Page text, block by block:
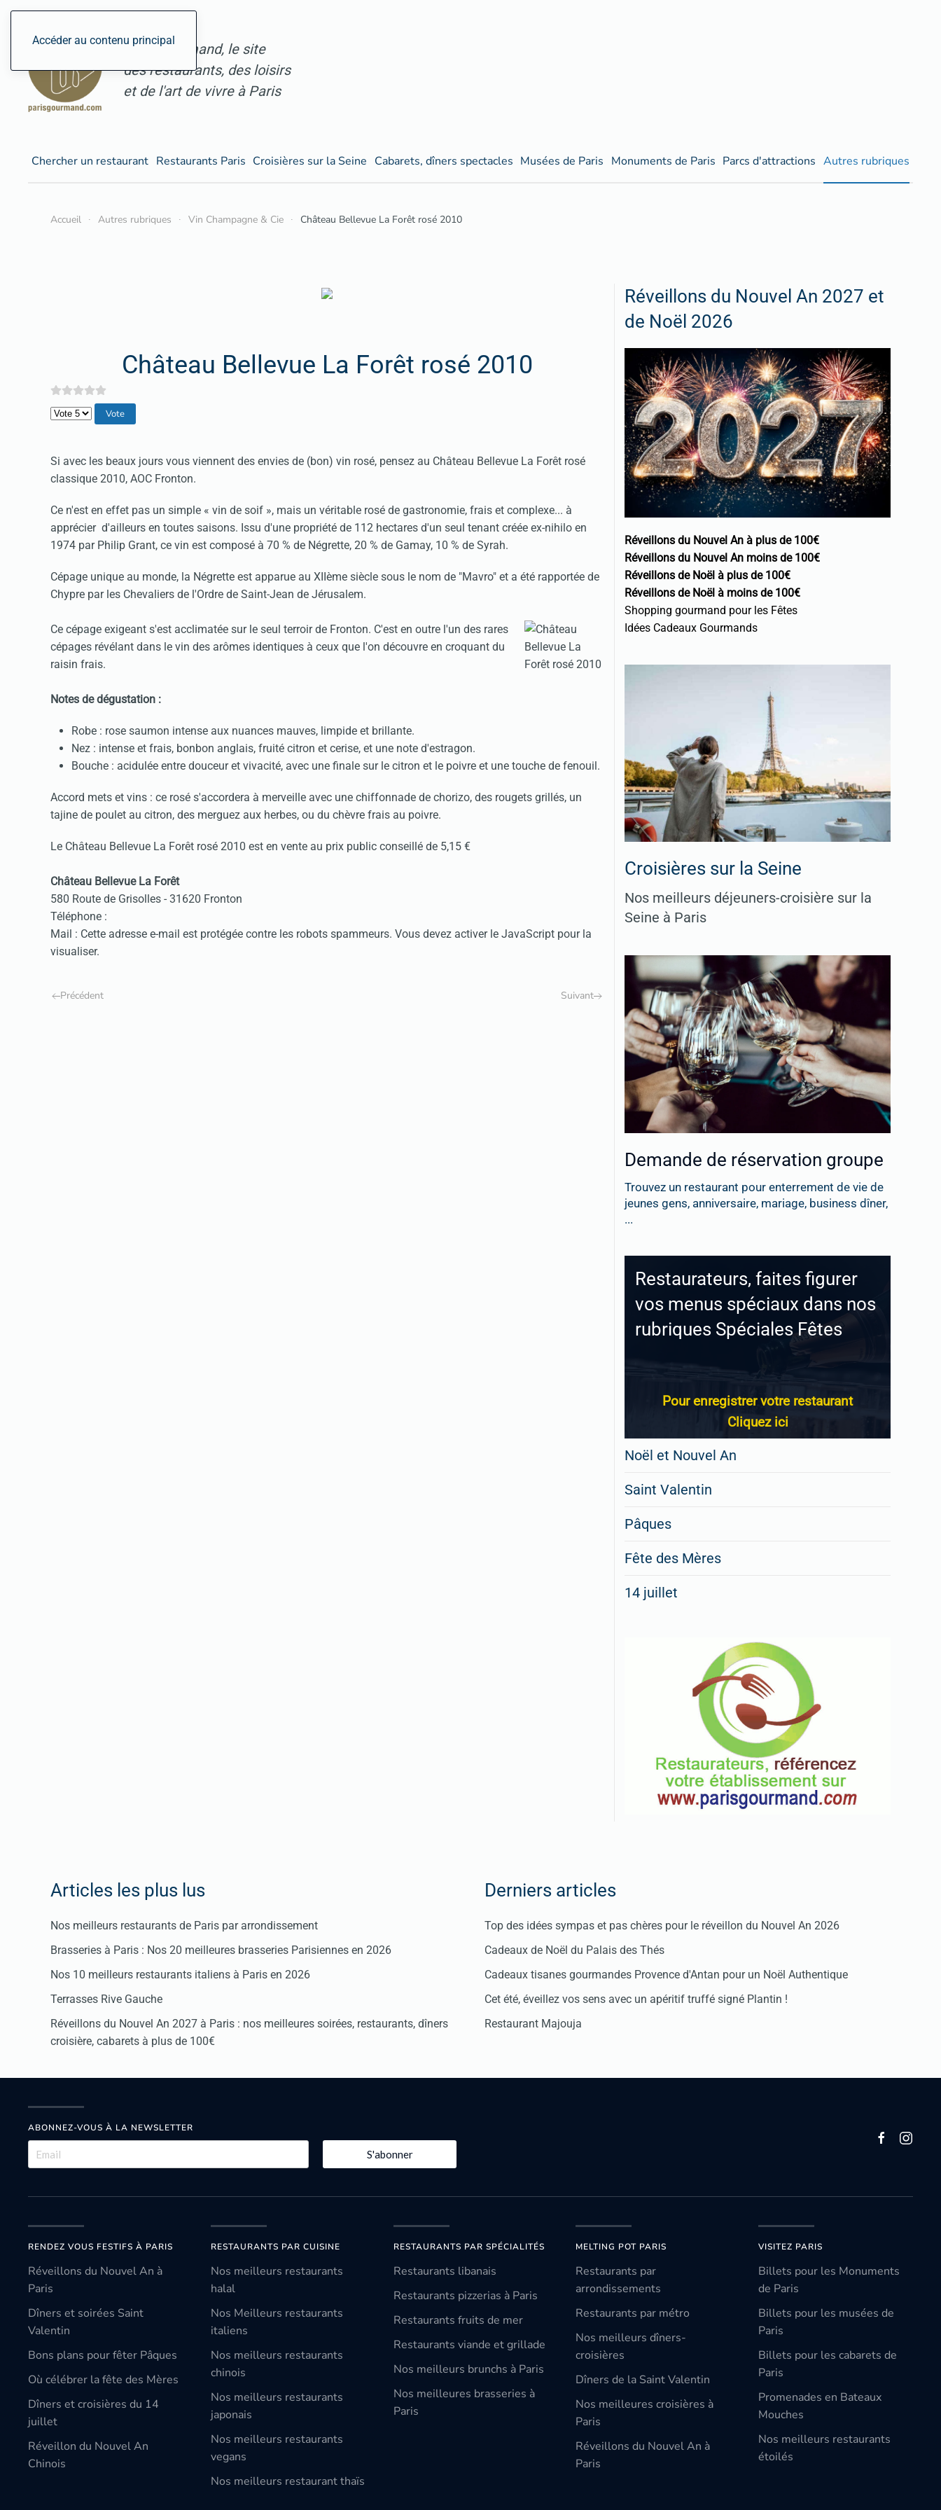
Accéder au contenu principal
ParisGourmand, le site
des restaurants, des loisirs
et de l'art de vivre à Paris
Chercher un restaurant Restaurants Paris Croisières sur la Seine Cabarets, dîners spectacles Musées de Paris Monuments de Paris Parcs d'attractions Autres rubriques
Accueil Autres rubriques Vin Champagne & Cie Château Bellevue La Forêt rosé 2010
Château Bellevue La Forêt rosé 2010
Veuillez voter
Si avec les beaux jours vous viennent des envies de (bon) vin rosé, pensez au Château Bellevue La Forêt rosé
classique 2010, AOC Fronton.
Ce n'est en effet pas un simple « vin de soif », mais un véritable rosé de gastronomie, frais et complexe... à
apprécier d'ailleurs en toutes saisons. Issu d'une propriété de 112 hectares d'un seul tenant créée ex-nihilo en
1974 par Philip Grant, ce vin est composé à 70 % de Négrette, 20 % de Gamay, 10 % de Syrah.
Cépage unique au monde, la Négrette est apparue au XIIème siècle sous le nom de "Mavro" et a été rapportée de
Chypre par les Chevaliers de l'Ordre de Saint-Jean de Jérusalem.
Ce cépage exigeant s'est acclimatée sur le seul terroir de Fronton. C'est en outre l'un des rares
cépages révélant dans le vin des arômes identiques à ceux que l'on découvre en croquant du
raisin frais.
Notes de dégustation :
Robe : rose saumon intense aux nuances mauves, limpide et brillante.
Nez : intense et frais, bonbon anglais, fruité citron et cerise, et une note d'estragon.
Bouche : acidulée entre douceur et vivacité, avec une finale sur le citron et le poivre et une touche de fenouil.
Accord mets et vins : ce rosé s'accordera à merveille avec une chiffonnade de chorizo, des rougets grillés, un
tajine de poulet au citron, des merguez aux herbes, ou du chèvre frais au poivre.
Le Château Bellevue La Forêt rosé 2010 est en vente au prix public conseillé de 5,15 €
Château Bellevue La Forêt
580 Route de Grisolles - 31620 Fronton
Téléphone :
Mail : Cette adresse e-mail est protégée contre les robots spammeurs. Vous devez activer le JavaScript pour la
visualiser.
Précédent Suivant
Réveillons du Nouvel An 2027 et
de Noël 2026
Réveillons du Nouvel An à plus de 100€
Réveillons du Nouvel An moins de 100€
Réveillons de Noël à plus de 100€
Réveillons de Noël à moins de 100€
Shopping gourmand pour les Fêtes
Idées Cadeaux Gourmands
Croisières sur la Seine
Nos meilleurs déjeuners-croisière sur la
Seine à Paris
Demande de réservation groupe
Trouvez un restaurant pour enterrement de vie de
jeunes gens, anniversaire, mariage, business dîner,
...
Restaurateurs, faites figurer
vos menus spéciaux dans nos
rubriques Spéciales Fêtes
Pour enregistrer votre restaurant
Cliquez ici
Noël et Nouvel An
Saint Valentin
Pâques
Fête des Mères
14 juillet
Articles les plus lus
Nos meilleurs restaurants de Paris par arrondissement
Brasseries à Paris : Nos 20 meilleures brasseries Parisiennes en 2026
Nos 10 meilleurs restaurants italiens à Paris en 2026
Terrasses Rive Gauche
Réveillons du Nouvel An 2027 à Paris : nos meilleures soirées, restaurants, dîners
croisière, cabarets à plus de 100€
Derniers articles
Top des idées sympas et pas chères pour le réveillon du Nouvel An 2026
Cadeaux de Noël du Palais des Thés
Cadeaux tisanes gourmandes Provence d'Antan pour un Noël Authentique
Cet été, éveillez vos sens avec un apéritif truffé signé Plantin !
Restaurant Majouja
ABONNEZ-VOUS À LA NEWSLETTER
S'abonner
RENDEZ VOUS FESTIFS À PARIS
Réveillons du Nouvel An à
Paris
Dîners et soirées Saint
Valentin
Bons plans pour fêter Pâques
Où célébrer la fête des Mères
Dîners et croisières du 14
juillet
Réveillon du Nouvel An
Chinois
RESTAURANTS PAR CUISINE
Nos meilleurs restaurants
halal
Nos Meilleurs restaurants
italiens
Nos meilleurs restaurants
chinois
Nos meilleurs restaurants
japonais
Nos meilleurs restaurants
vegans
Nos meilleurs restaurant thaïs
RESTAURANTS PAR SPÉCIALITÉS
Restaurants libanais
Restaurants pizzerias à Paris
Restaurants fruits de mer
Restaurants viande et grillade
Nos meilleurs brunchs à Paris
Nos meilleures brasseries à
Paris
MELTING POT PARIS
Restaurants par
arrondissements
Restaurants par métro
Nos meilleurs dîners-
croisières
Dîners de la Saint Valentin
Nos meilleures croisières à
Paris
Réveillons du Nouvel An à
Paris
VISITEZ PARIS
Billets pour les Monuments
de Paris
Billets pour les musées de
Paris
Billets pour les cabarets de
Paris
Promenades en Bateaux
Mouches
Nos meilleurs restaurants
étoilés